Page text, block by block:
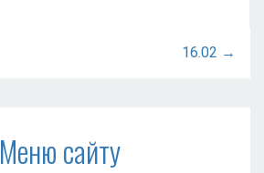
16.02 →
Меню сайту